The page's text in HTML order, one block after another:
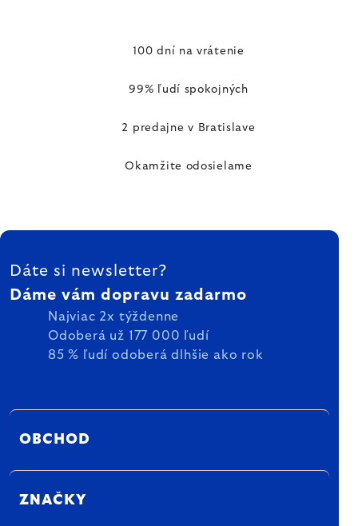
100 dní na vrátenie
99% ľudí spokojných
2 predajne v Bratislave
Okamžite odosielame
ZÁPÄTIE
Dáte si newsletter?
Dáme vám dopravu zadarmo
Najviac 2x týždenne
Odoberá už 177 000 ľudí
85 % ľudí odoberá dlhšie ako rok
OBCHOD
ZNAČKY